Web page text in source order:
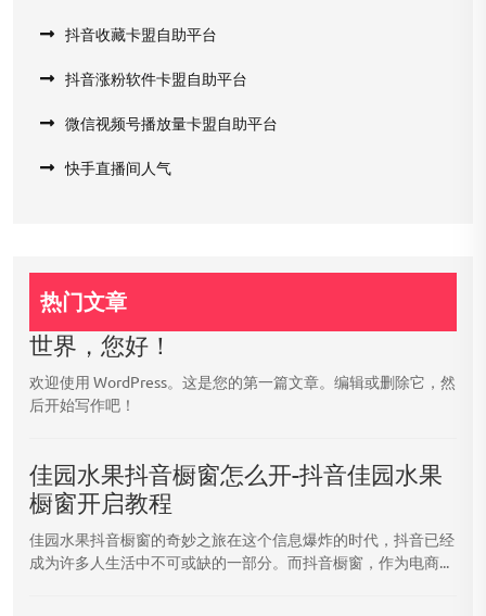
抖音收藏卡盟自助平台
抖音涨粉软件卡盟自助平台
微信视频号播放量卡盟自助平台
快手直播间人气
热门文章
世界，您好！
欢迎使用 WordPress。这是您的第一篇文章。编辑或删除它，然
后开始写作吧！
佳园水果抖音橱窗怎么开-抖音佳园水果
橱窗开启教程
佳园水果抖音橱窗的奇妙之旅在这个信息爆炸的时代，抖音已经
成为许多人生活中不可或缺的一部分。而抖音橱窗，作为电商...